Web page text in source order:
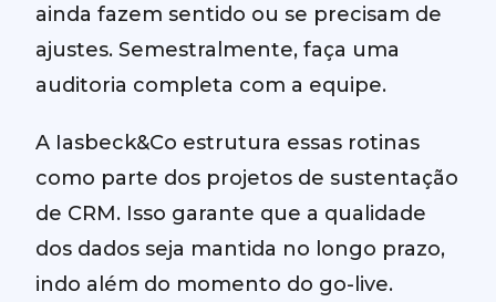
ainda fazem sentido ou se precisam de
ajustes. Semestralmente, faça uma
auditoria completa com a equipe.
A Iasbeck&Co estrutura essas rotinas
como parte dos projetos de sustentação
de CRM. Isso garante que a qualidade
dos dados seja mantida no longo prazo,
indo além do momento do go-live.